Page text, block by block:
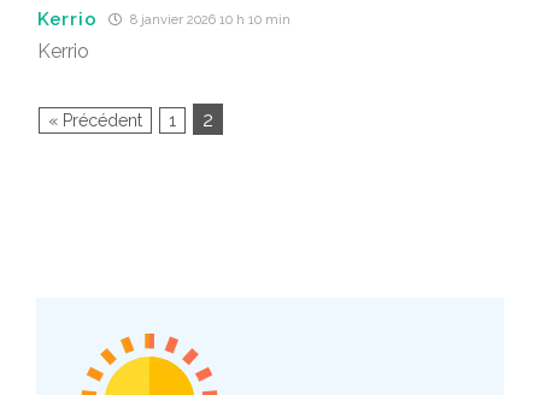
Kerrio 8 janvier 2026 10 h 10 min
Kerrio
« Précédent 1 2